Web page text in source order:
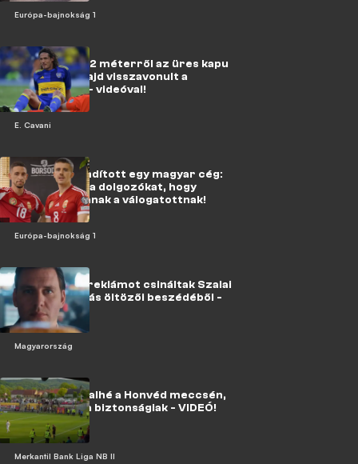
Európa-bajnokság 1
E. Cavani
Cavani előbb 2 méterről az üres kapu
mellé lőtt, majd visszavonult a
válogatottól - videóval!
Európa-bajnokság 1
Mozgalmat indított egy magyar cég:
hazaengedik a dolgozókat, hogy
szurkolhassanak a válogatottnak!
Magyarország
Hamburger-reklámot csináltak Szalai
Ádám legendás öltözői beszédéből -
VIDEÓ!
Merkantil Bank Liga NB II
NB II: Óriási balhé a Honvéd meccsén,
menekültek a biztonságiak - VIDEÓ!